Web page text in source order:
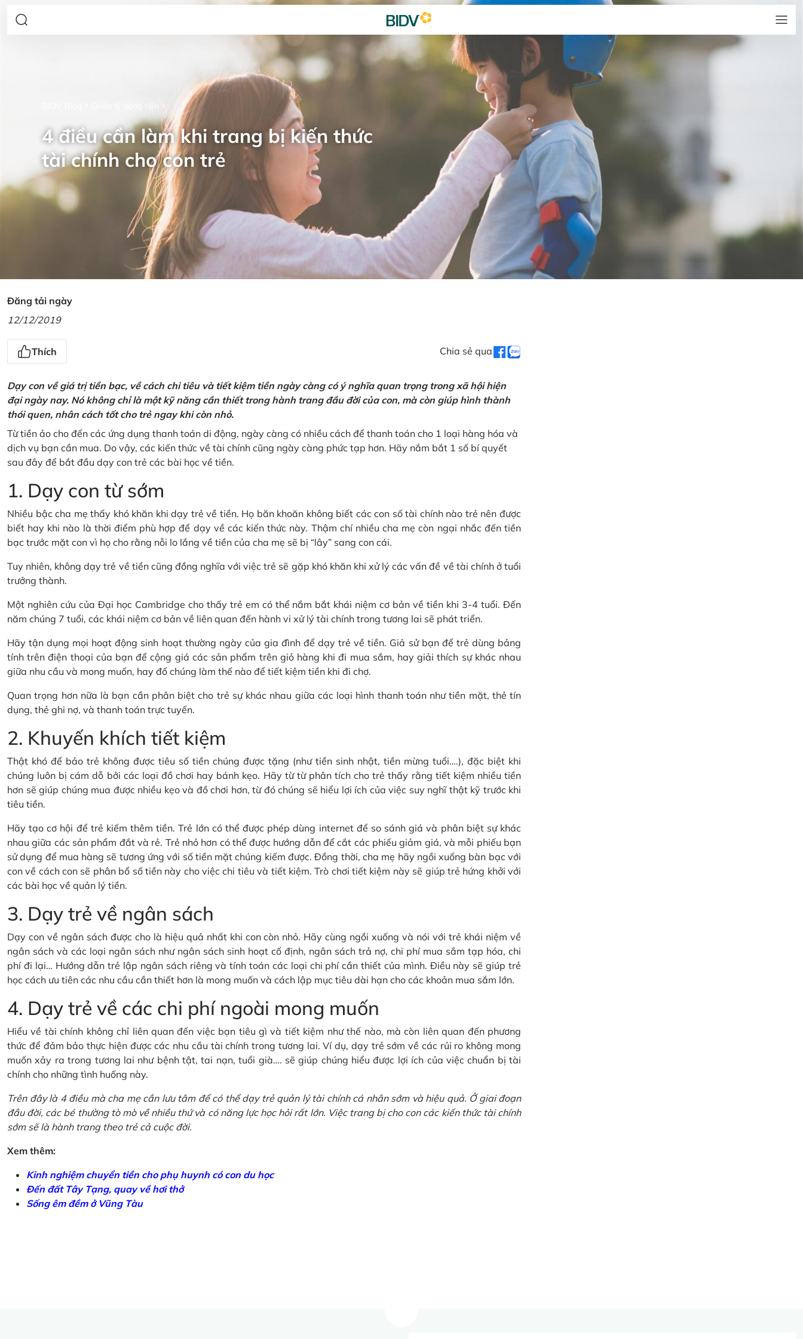
4 điều cần làm khi trang bị kiến thức
tài chính cho con trẻ
Đăng tải ngày
12/12/2019
Thích Chia sẻ qua
Dạy con về giá trị tiền bạc, về cách chi tiêu và tiết kiệm tiền ngày càng có ý nghĩa quan trọng trong xã hội hiện
đại ngày nay. Nó không chỉ là một kỹ năng cần thiết trong hành trang đầu đời của con, mà còn giúp hình thành
thói quen, nhân cách tốt cho trẻ ngay khi còn nhỏ.
Từ tiền ảo cho đến các ứng dụng thanh toán di động, ngày càng có nhiều cách để thanh toán cho 1 loại hàng hóa và
dịch vụ bạn cần mua. Do vậy, các kiến thức về tài chính cũng ngày càng phức tạp hơn. Hãy nắm bắt 1 số bí quyết
sau đây để bắt đầu dạy con trẻ các bài học về tiền.
1. Dạy con từ sớm
Nhiều bậc cha mẹ thấy khó khăn khi dạy trẻ về tiền. Họ băn khoăn không biết các con số tài chính nào trẻ nên được
biết hay khi nào là thời điểm phù hợp để dạy về các kiến thức này. Thậm chí nhiều cha mẹ còn ngại nhắc đến tiền
bạc trước mặt con vì họ cho rằng nỗi lo lắng về tiền của cha mẹ sẽ bị “lây” sang con cái.
Tuy nhiên, không dạy trẻ về tiền cũng đồng nghĩa với việc trẻ sẽ gặp khó khăn khi xử lý các vấn đề về tài chính ở tuổi
trưởng thành.
Một nghiên cứu của Đại học Cambridge cho thấy trẻ em có thể nắm bắt khái niệm cơ bản về tiền khi 3-4 tuổi. Đến
năm chúng 7 tuổi, các khái niệm cơ bản về liên quan đến hành vi xử lý tài chính trong tương lai sẽ phát triển.
Hãy tận dụng mọi hoạt động sinh hoạt thường ngày của gia đình để dạy trẻ về tiền. Giả sử bạn để trẻ dùng bảng
tính trên điện thoại của bạn để cộng giá các sản phẩm trên giỏ hàng khi đi mua sắm, hay giải thích sự khác nhau
giữa nhu cầu và mong muốn, hay đố chúng làm thế nào để tiết kiệm tiền khi đi chợ.
Quan trọng hơn nữa là bạn cần phân biệt cho trẻ sự khác nhau giữa các loại hình thanh toán như tiền mặt, thẻ tín
dụng, thẻ ghi nợ, và thanh toán trực tuyến.
2. Khuyến khích tiết kiệm
Thật khó để bảo trẻ không được tiêu số tiền chúng được tặng (như tiền sinh nhật, tiền mừng tuổi….), đặc biệt khi
chúng luôn bị cám dỗ bởi các loại đồ chơi hay bánh kẹo. Hãy từ từ phân tích cho trẻ thấy rằng tiết kiệm nhiều tiền
hơn sẽ giúp chúng mua được nhiều kẹo và đồ chơi hơn, từ đó chúng sẽ hiểu lợi ích của việc suy nghĩ thật kỹ trước khi
tiêu tiền.
Hãy tạo cơ hội để trẻ kiếm thêm tiền. Trẻ lớn có thể được phép dùng internet để so sánh giá và phân biệt sự khác
nhau giữa các sản phẩm đắt và rẻ. Trẻ nhỏ hơn có thể được hướng dẫn để cắt các phiếu giảm giá, và mỗi phiếu bạn
sử dụng để mua hàng sẽ tương ứng với số tiền mặt chúng kiếm được. Đồng thời, cha mẹ hãy ngồi xuống bàn bạc với
con về cách con sẽ phân bổ số tiền này cho việc chi tiêu và tiết kiệm. Trò chơi tiết kiệm này sẽ giúp trẻ hứng khởi với
các bài học về quản lý tiền.
3. Dạy trẻ về ngân sách
Dạy con về ngân sách được cho là hiệu quả nhất khi con còn nhỏ. Hãy cùng ngồi xuống và nói với trẻ khái niệm về
ngân sách và các loại ngân sách như ngân sách sinh hoạt cố định, ngân sách trả nợ, chi phí mua sắm tạp hóa, chi
phí đi lại… Hướng dẫn trẻ lập ngân sách riêng và tính toán các loại chi phí cần thiết của mình. Điều này sẽ giúp trẻ
học cách ưu tiên các nhu cầu cần thiết hơn là mong muốn và cách lập mục tiêu dài hạn cho các khoản mua sắm lớn.
4. Dạy trẻ về các chi phí ngoài mong muốn
Hiểu về tài chính không chỉ liên quan đến việc bạn tiêu gì và tiết kiệm như thế nào, mà còn liên quan đến phương
thức để đảm bảo thực hiện được các nhu cầu tài chính trong tương lai. Ví dụ, dạy trẻ sớm về các rủi ro không mong
muốn xảy ra trong tương lai như bệnh tật, tai nạn, tuổi già…. sẽ giúp chúng hiểu được lợi ích của việc chuẩn bị tài
chính cho những tình huống này.
Trên đây là 4 điều mà cha mẹ cần lưu tâm để có thể dạy trẻ quản lý tài chính cá nhân sớm và hiệu quả. Ở giai đoạn
đầu đời, các bé thường tò mò về nhiều thứ và có năng lực học hỏi rất lớn. Việc trang bị cho con các kiến thức tài chính
sớm sẽ là hành trang theo trẻ cả cuộc đời.
Xem thêm:
Kinh nghiệm chuyển tiền cho phụ huynh có con du học
Đến đất Tây Tạng, quay về hơi thở
Sống êm đềm ở Vũng Tàu